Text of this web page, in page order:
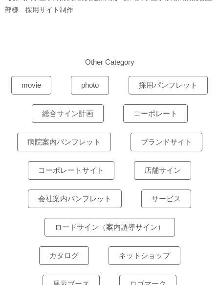
部様 採用サイト制作
Other Category
movie photo 採用パンフレット
総合サイン計画 コーポレート
病院案内パンフレット ブランドサイト
コーポレートサイト 店舗サイン
会社案内パンフレット サービス
ロードサイン（案内誘導サイン）
カタログ ネットショップ